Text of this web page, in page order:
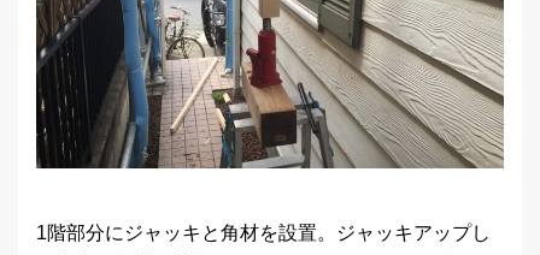
1階部分にジャッキと角材を設置。ジャッキアップし